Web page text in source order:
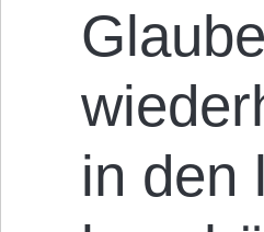
in den